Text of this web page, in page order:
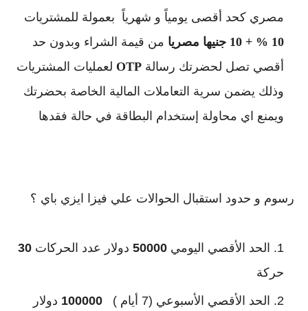
مصري كحد أقصى يومياً و شهرياً  بعمولة للمشتريات
10 % + 10 جنيها مصريا
أقصي تصل لحضرتك رسالة OTP
ويمنع اي محاولة إستخدام البطاقة في حالة فقدها
رسوم و حدود استقبال الحوالات علي فيزا ايزي باي ؟
الحد الأقصي اليومي 50000 دولار عدد الحركات 30
حركة
الحد الأقصي الأسبوعي (7 أيام ) 100000